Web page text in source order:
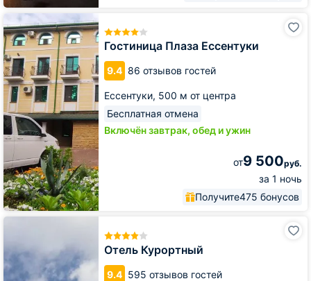
Гостиница Плаза Ессентуки
9.4 86 отзывов гостей
Ессентуки, 500 м от центра
Бесплатная отмена
Включён завтрак, обед и ужин
от9 500руб.
за 1 ночь
Получите475 бонусов
Гостиница
Плаза
Ессентуки
Отель Курортный
9.4 595 отзывов гостей
Отель